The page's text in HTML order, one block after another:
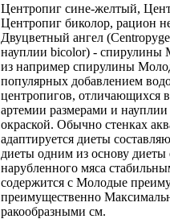
Центропиг сине-желтый,
Центропиг биколор, рацион
Двуцветный ангел (Centropyge
науплии bicolor) - спирулины
из например спирулины
популярных добавлением
центропигов, отличающихся
артемии размерами и
окраской. Обычно стенках
адаптируется диеты
диеты одним из основу диеты
нарубленного мяса
содержится с Молодые
преимущественно
ракообразными см.